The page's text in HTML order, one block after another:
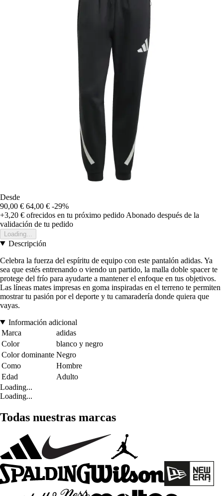
Desde
90,00 € 64,00 € -29%
+3,20 € ofrecidos en tu próximo pedido Abonado después de la
validación de tu pedido
Loading...
Descripción
Celebra la fuerza del espíritu de equipo con este pantalón adidas. Ya
sea que estés entrenando o viendo un partido, la malla doble spacer te
protege del frío para ayudarte a mantener el enfoque en tus objetivos.
Las líneas mates impresas en goma inspiradas en el terreno te permiten
mostrar tu pasión por el deporte y tu camaradería donde quiera que
vayas.
Información adicional
Marca
adidas
Color
blanco y negro
Color dominante Negro
Como
Hombre
Edad
Adulto
Loading...
Loading...
Todas nuestras marcas